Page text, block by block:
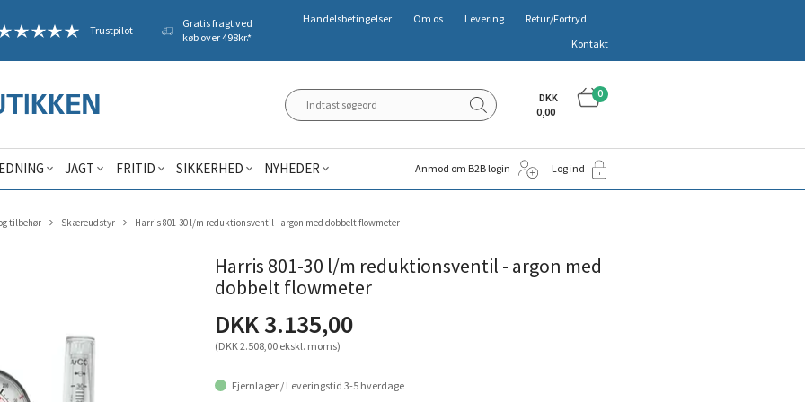
Trustpilot
Gratis fragt ved
køb over 498kr.*
Handelsbetingelser Om os Levering
Retur/Fortryd
Kontakt
0
DKK
0,00
JAGT FRITID SIKKERHED NYHEDER Anmod om B2B login Log ind
tilbehør Skæreudstyr Harris 801-30 l/m reduktionsventil - argon med dobbelt flowmeter
Harris 801-30 l/m reduktionsventil - argon med
dobbelt flowmeter
DKK 3.135,00
(DKK 2.508,00 ekskl. moms)
Fjernlager / Leveringstid 3-5 hverdage